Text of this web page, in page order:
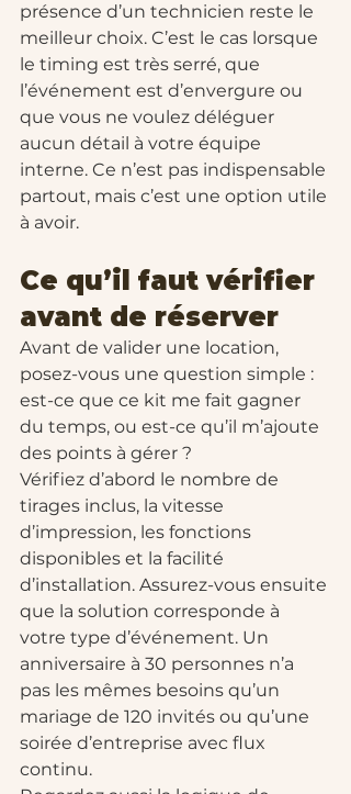
présence d’un technicien reste le
meilleur choix. C’est le cas lorsque
le timing est très serré, que
l’événement est d’envergure ou
que vous ne voulez déléguer
aucun détail à votre équipe
interne. Ce n’est pas indispensable
partout, mais c’est une option utile
à avoir.
Ce qu’il faut vérifier
avant de réserver
Avant de valider une location,
posez-vous une question simple :
est-ce que ce kit me fait gagner
du temps, ou est-ce qu’il m’ajoute
des points à gérer ?
Vérifiez d’abord le nombre de
tirages inclus, la vitesse
d’impression, les fonctions
disponibles et la facilité
d’installation. Assurez-vous ensuite
que la solution corresponde à
votre type d’événement. Un
anniversaire à 30 personnes n’a
pas les mêmes besoins qu’un
mariage de 120 invités ou qu’une
soirée d’entreprise avec flux
continu.